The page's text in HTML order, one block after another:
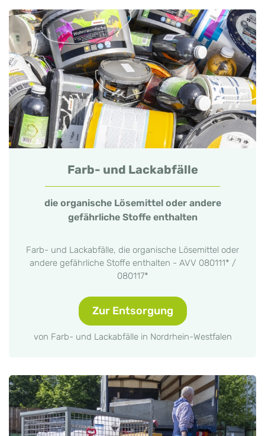
Farb- und Lackabfälle
die organische Lösemittel oder andere
gefährliche Stoffe enthalten
Farb- und Lackabfälle, die organische Lösemittel oder
andere gefährliche Stoffe enthalten - AVV 080111* /
080117*
Zur Entsorgung
von Farb- und Lackabfälle in Nordrhein-Westfalen